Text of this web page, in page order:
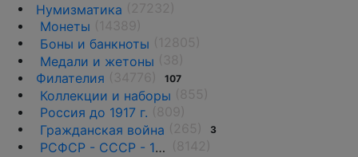
Нумизматика
Монеты
Боны и банкноты
Медали и жетоны
Филателия
107
Коллекции и наборы
Россия до 1917 г.
Гражданская война
3
РСФСР - СССР - 1918 - 1991